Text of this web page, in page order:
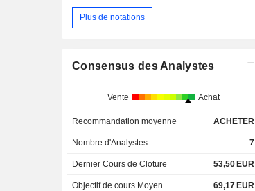
Plus de notations
Consensus des Analystes
Vente Achat
Recommandation moyenne ACHETER
Nombre d'Analystes 7
Dernier Cours de Cloture 53,50EUR
Objectif de cours Moyen 69,17EUR